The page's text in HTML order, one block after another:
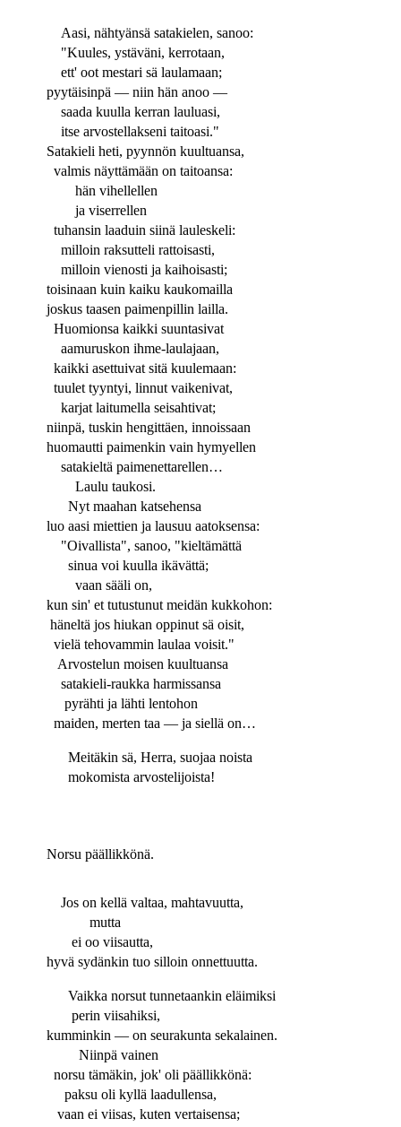
Aasi, nähtyänsä satakielen, sanoo:
"Kuules, ystäväni, kerrotaan,
ett' oot mestari sä laulamaan;
pyytäisinpä — niin hän anoo —
saada kuulla kerran lauluasi,
itse arvostellakseni taitoasi."
Satakieli heti, pyynnön kuultuansa,
valmis näyttämään on taitoansa:
hän vihellellen
ja viserrellen
tuhansin laaduin siinä lauleskeli:
milloin raksutteli rattoisasti,
milloin vienosti ja kaihoisasti;
toisinaan kuin kaiku kaukomailla
joskus taasen paimenpillin lailla.
Huomionsa kaikki suuntasivat
aamuruskon ihme-laulajaan,
kaikki asettuivat sitä kuulemaan:
tuulet tyyntyi, linnut vaikenivat,
karjat laitumella seisahtivat;
niinpä, tuskin hengittäen, innoissaan
huomautti paimenkin vain hymyellen
satakieltä paimenettarellen…
Laulu taukosi.
Nyt maahan katsehensa
luo aasi miettien ja lausuu aatoksensa:
"Oivallista", sanoo, "kieltämättä
sinua voi kuulla ikävättä;
vaan sääli on,
kun sin' et tutustunut meidän kukkohon:
häneltä jos hiukan oppinut sä oisit,
vielä tehovammin laulaa voisit."
Arvostelun moisen kuultuansa
satakieli-raukka harmissansa
pyrähti ja lähti lentohon
maiden, merten taa — ja siellä on…
Meitäkin sä, Herra, suojaa noista
mokomista arvostelijoista!
Norsu päällikkönä.
Jos on kellä valtaa, mahtavuutta,
mutta
ei oo viisautta,
hyvä sydänkin tuo silloin onnettuutta.
Vaikka norsut tunnetaankin eläimiksi
perin viisahiksi,
kumminkin — on seurakunta sekalainen.
Niinpä vainen
norsu tämäkin, jok' oli päällikkönä:
paksu oli kyllä laadullensa,
vaan ei viisas, kuten vertaisensa;